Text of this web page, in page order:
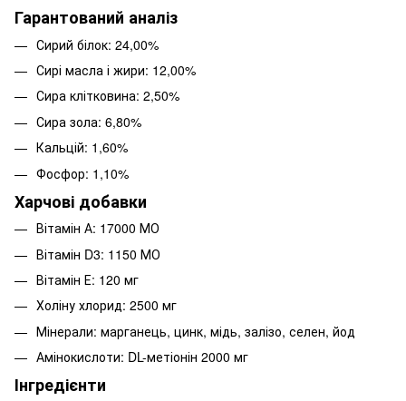
Гарантований аналіз
Сирий білок: 24,00%
Сирі масла і жири: 12,00%
Сира клітковина: 2,50%
Сира зола: 6,80%
Кальцій: 1,60%
Фосфор: 1,10%
Харчові добавки
Вітамін А: 17000 МО
Вітамін D3: 1150 МО
Вітамін Е: 120 мг
Холіну хлорид: 2500 мг
Мінерали: марганець, цинк, мідь, залізо, селен, йод
Амінокислоти: DL-метіонін 2000 мг
Інгредієнти